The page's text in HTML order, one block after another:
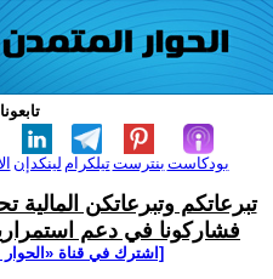
لينكدإن تيلكرامبنترست بودكاست
تبرعاتكم وتبرعاتكن المالية
فشاركونا في دعم
[اشترك في قناة